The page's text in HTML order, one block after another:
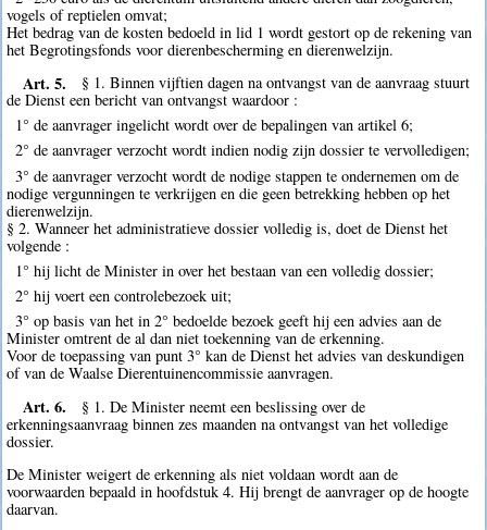
vogels of reptielen omvat;
Het bedrag van de kosten bedoeld in lid 1 wordt gestort op de rekening van
het Begrotingsfonds voor dierenbescherming en dierenwelzijn.
Art. 5.
§ 1. Binnen vijftien dagen na ontvangst van de aanvraag stuurt
de Dienst een bericht van ontvangst waardoor :
1° de aanvrager ingelicht wordt over de bepalingen van artikel 6;
2° de aanvrager verzocht wordt indien nodig zijn dossier te vervolledigen;
3° de aanvrager verzocht wordt de nodige stappen te ondernemen om de
nodige vergunningen te verkrijgen en die geen betrekking hebben op het
dierenwelzijn.
§ 2. Wanneer het administratieve dossier volledig is, doet de Dienst het
volgende :
1° hij licht de Minister in over het bestaan van een volledig dossier;
2° hij voert een controlebezoek uit;
3° op basis van het in 2° bedoelde bezoek geeft hij een advies aan de
Minister omtrent de al dan niet toekenning van de erkenning.
Voor de toepassing van punt 3° kan de Dienst het advies van deskundigen
of van de Waalse Dierentuinencommissie aanvragen.
Art. 6.
§ 1. De Minister neemt een beslissing over de
erkenningsaanvraag binnen zes maanden na ontvangst van het volledige
dossier.
De Minister weigert de erkenning als niet voldaan wordt aan de
voorwaarden bepaald in hoofdstuk 4. Hij brengt de aanvrager op de hoogte
daarvan.